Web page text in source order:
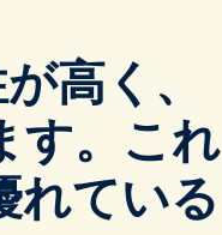
高く、
す。これ
れている